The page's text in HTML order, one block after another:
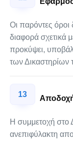
Οι παρόντες όροι
διαφορά σχετικά
προκύψει,
των
13
Η συμμετοχή στο
ανεπιφύλακτη